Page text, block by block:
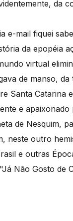
da
e-mail fiquei
da epopéia
virtual
de manso,
Santa Catarina
e
de Nesquim,
neste outro
e outras
Não Gosto de